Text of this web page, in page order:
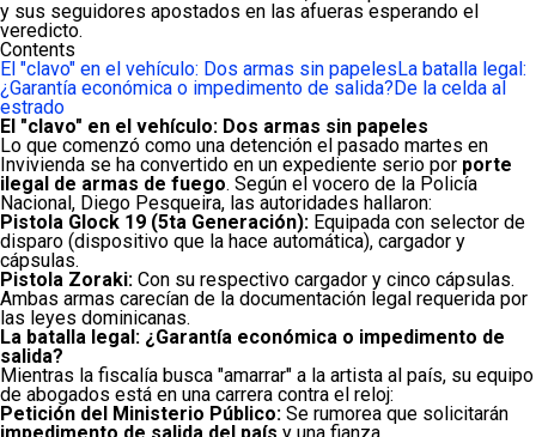
y sus seguidores apostados en las afueras esperando el
veredicto.
Contents
El "clavo" en el vehículo: Dos armas sin papelesLa batalla legal:
¿Garantía económica o impedimento de salida?De la celda al
estrado
El "clavo" en el vehículo: Dos armas sin papeles
Lo que comenzó como una detención el pasado martes en
Invivienda se ha convertido en un expediente serio por porte
ilegal de armas de fuego. Según el vocero de la Policía
Nacional, Diego Pesqueira, las autoridades hallaron:
Pistola Glock 19 (5ta Generación): Equipada con selector de
disparo (dispositivo que la hace automática), cargador y
cápsulas.
Pistola Zoraki: Con su respectivo cargador y cinco cápsulas.
Ambas armas carecían de la documentación legal requerida por
las leyes dominicanas.
La batalla legal: ¿Garantía económica o impedimento de
salida?
Mientras la fiscalía busca "amarrar" a la artista al país, su equipo
de abogados está en una carrera contra el reloj:
Petición del Ministerio Público: Se rumorea que solicitarán